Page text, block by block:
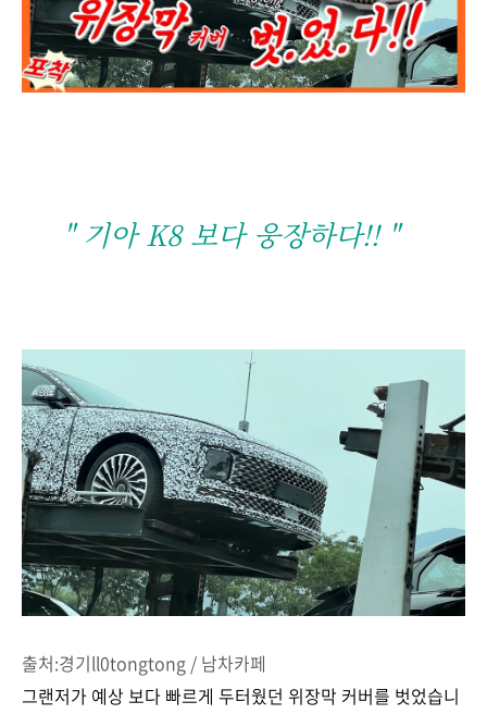
" 기아 K8 보다 웅장하다!! "
출처:경기ll0tongtong / 남차카페
그랜저가 예상 보다 빠르게 두터웠던 위장막 커버를 벗었습니